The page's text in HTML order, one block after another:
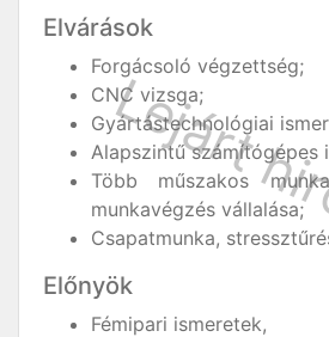
Elvárások
Forgácsoló végzettség;
CNC vizsga;
Gyártástechnológiai
Alapszintű számítógépes
Több műszakos
munkavégzés vállalása;
Csapatmunka,
Előnyök
Fémipari ismeretek,